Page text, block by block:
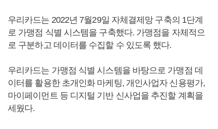
우리카드는 2022년 7월29일 자체결제망 구축의 1단계
로 가맹점 식별 시스템을 구축했다. 가맹점을 자체적으
로 구분하고 데이터를 수집할 수 있도록 했다.
우리카드는 가맹점 식별 시스템을 바탕으로 가맹점 데
이터를 활용한 초개인화 마케팅, 개인사업자 신용평가,
마이페이먼트 등 디지털 기반 신사업을 추진할 계획을
세웠다.